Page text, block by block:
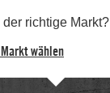
der richtige Markt?
wählen